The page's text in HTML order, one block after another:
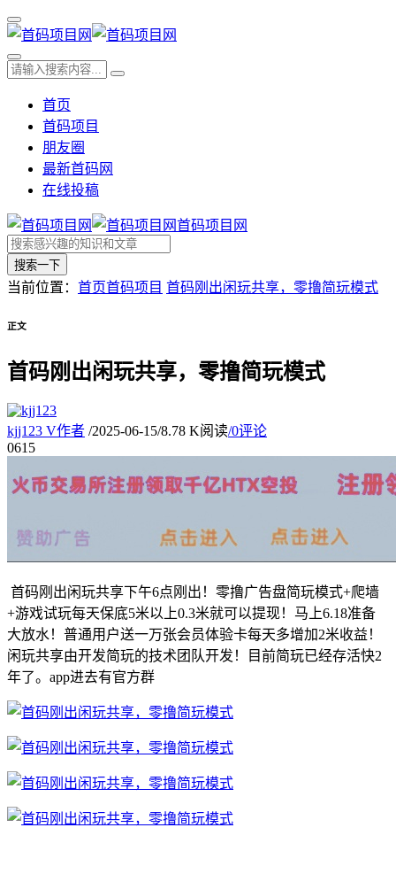
首页
首码项目
朋友圈
最新首码网
在线投稿
首码项目网
搜索一下
当前位置： 首页首码项目 首码刚出闲玩共享，零撸简玩模式
正文
首码刚出闲玩共享，零撸简玩模式
kjj123 V作者 /2025-06-15/8.78 K阅读/0评论
0615
首码刚出闲玩共享下午6点刚出！零撸广告盘简玩模式+爬墙
+游戏试玩每天保底5米以上0.3米就可以提现！马上6.18准备
大放水！普通用户送一万张会员体验卡每天多增加2米收益！
闲玩共享由开发简玩的技术团队开发！目前简玩已经存活快2
年了。app进去有官方群